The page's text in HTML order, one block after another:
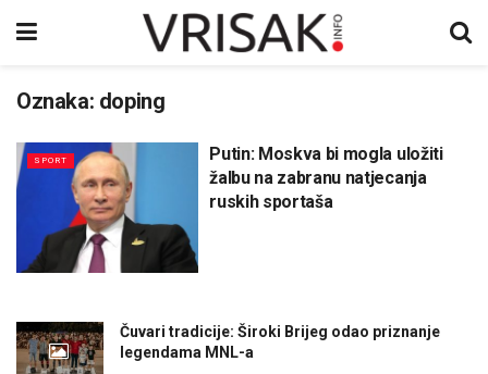
Oznaka: doping
SPORT
Putin: Moskva bi mogla uložiti
žalbu na zabranu natjecanja
ruskih sportaša
Čuvari tradicije: Široki Brijeg odao priznanje
legendama MNL-a